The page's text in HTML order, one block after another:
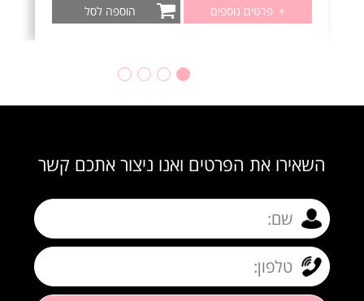
+ פרטים נוספים הוספה לסל
השאירו את הפרטים ואנו ניצור אתכם קשר